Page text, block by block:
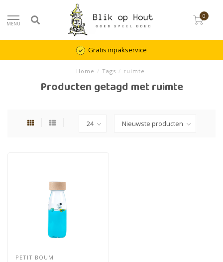
MENU
0
Gratis inpakservice
Home / Tags / ruimte
Producten getagd met ruimte
PETIT BOUM